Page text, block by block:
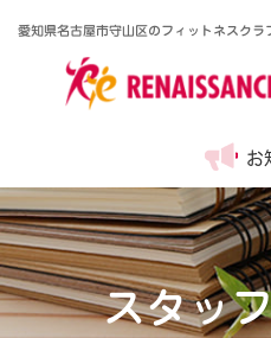
愛知県名古屋市守山区のフィットネスクラ
お
スタッ